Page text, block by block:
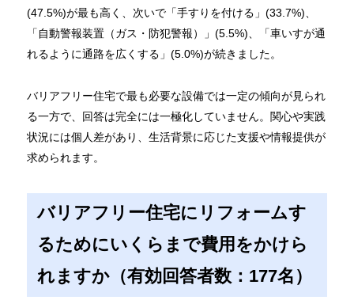
(47.5%)が最も高く、次いで「手すりを付ける」(33.7%)、
「自動警報装置（ガス・防犯警報）」(5.5%)、「車いすが通
れるように通路を広くする」(5.0%)が続きました。
バリアフリー住宅で最も必要な設備では一定の傾向が見られ
る一方で、回答は完全には一極化していません。関心や実践
状況には個人差があり、生活背景に応じた支援や情報提供が
求められます。
バリアフリー住宅にリフォームす
るためにいくらまで費用をかけら
れますか（有効回答者数：177名）